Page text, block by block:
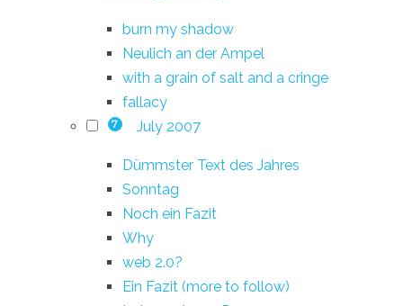
burn my shadow
Neulich an der Ampel
with a grain of salt and a cringe
fallacy
7 July 2007
Dümmster Text des Jahres
Sonntag
Noch ein Fazit
Why
web 2.0?
Ein Fazit (more to follow)